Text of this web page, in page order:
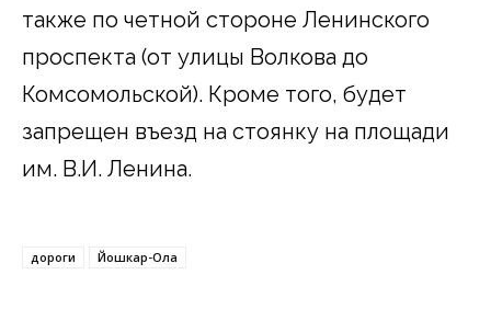
также по четной стороне Ленинского
проспекта (от улицы Волкова до
Комсомольской). Кроме того, будет
запрещен въезд на стоянку на площади
им. В.И. Ленина.
дороги Йошкар-Ола